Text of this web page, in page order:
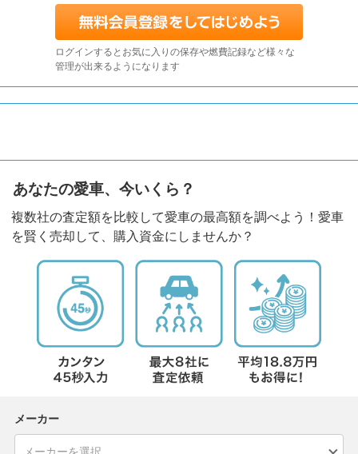
ログインするとお気に入りの保存や燃費記録など様々な
管理が出来るようになります
あなたの愛車、今いくら？
複数社の査定額を比較して愛車の最高額を調べよう！愛車
を賢く売却して、購入資金にしませんか？
メーカー